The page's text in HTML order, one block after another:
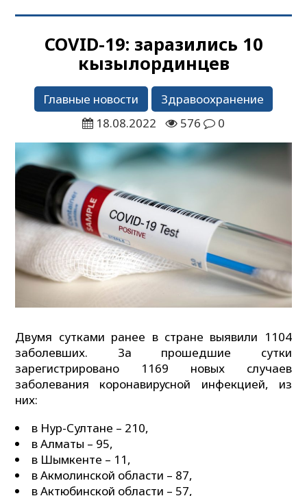
COVID-19: заразились 10
кызылординцев
Главные новости
Здравоохранение
18.08.2022
576 0
Двумя сутками ранее в стране выявили 1104
заболевших. За прошедшие сутки
зарегистрировано 1169 новых случаев
заболевания коронавирусной инфекцией, из
них:
в Нур-Султане – 210,
в Алматы – 95,
в Шымкенте – 11,
в Акмолинской области – 87,
в Актюбинской области – 57,